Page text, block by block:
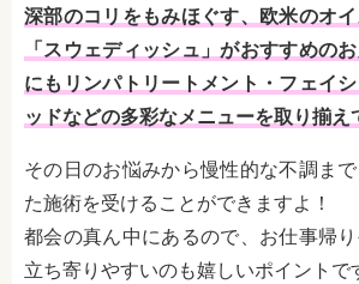
深部のコリをもみほぐす、欧米のオ
「スウェディッシュ」がおすすめの
にもリンパトリートメント・フェイ
ッドなどの多彩なメニューを取り揃え
その日のお悩みから慢性的な不調ま
た施術を受けることができますよ！
都会の真ん中にあるので、お仕事帰
立ち寄りやすいのも嬉しいポイントで